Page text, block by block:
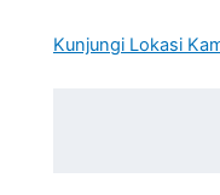
Kunjungi Lokasi